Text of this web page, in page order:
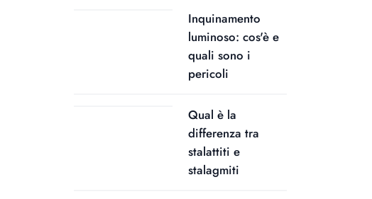
Inquinamento
luminoso: cos'è e
quali sono i
pericoli
Qual è la
differenza tra
stalattiti e
stalagmiti